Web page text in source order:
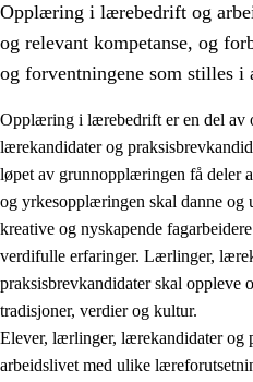
3. Prinsipper for skolens
Opplæring i lærebedrift og
og relevant kompetanse, og
og forventningene som stilles i
Opplæring i lærebedrift er en del
lærekandidater og
løpet av grunnopplæringen få deler
og yrkesopplæringen skal danne og
kreative og nyskapende
verdifulle erfaringer. Lærlinger,
praksisbrevkandidater skal oppleve
tradisjoner, verdier og kultur.
Elever, lærlinger, lærekandidater og
arbeidslivet med ulike